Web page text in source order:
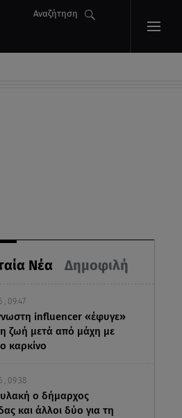
Αναζήτηση
Νέα Δημοφιλή
, 09:47
influencer «έφυγε»
ζωή μετά από μάχη με
καρκίνο
, 09:38
ο δήμαρχος
και άλλοι δύο για τη